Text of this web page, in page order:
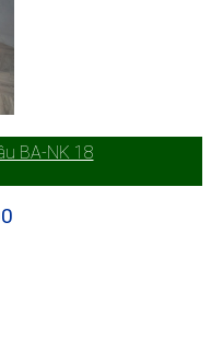
BA-NK 18